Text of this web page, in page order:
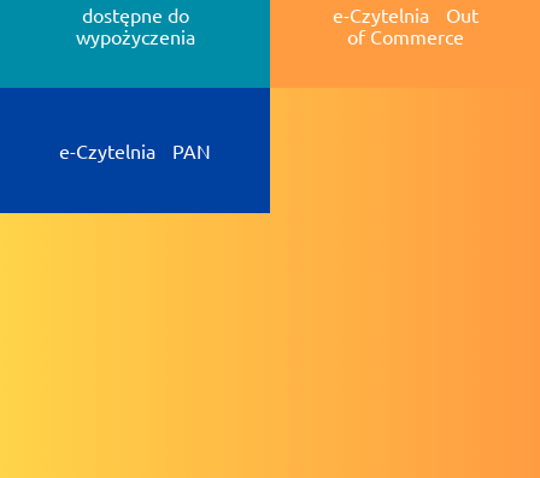
dostępne do
wypożyczenia
e-Czytelnia Out
of Commerce
e-Czytelnia PAN